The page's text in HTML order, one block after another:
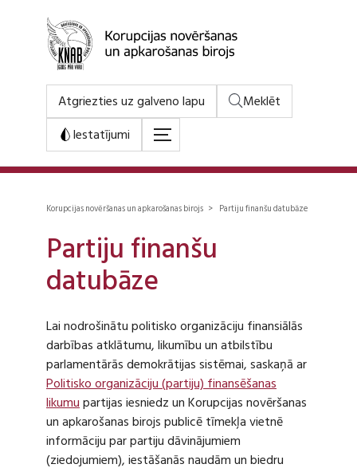
Atgriezties uz galveno lapu
Meklēt
Iestatījumi
Korupcijas novēršanas un apkarošanas birojs > Partiju finanšu datubāze
Partiju finanšu
datubāze
Lai nodrošinātu politisko organizāciju finansiālās
darbības atklātumu, likumību un atbilstību
parlamentārās demokrātijas sistēmai, saskaņā ar
Politisko organizāciju (partiju) finansēšanas
likumupartijas iesniedz un Korupcijas novēršanas
un apkarošanas birojs publicē tīmekļa vietnē
informāciju par partiju dāvinājumiem
(ziedojumiem), iestāšanās naudām un biedru